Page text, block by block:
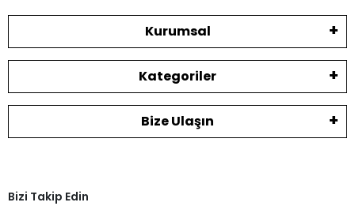
Kurumsal
Kategoriler
Bize Ulaşın
Bizi Takip Edin